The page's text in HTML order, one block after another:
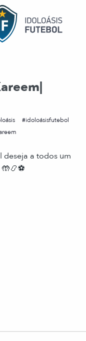
idoloásisfutebol
deseja a todos um